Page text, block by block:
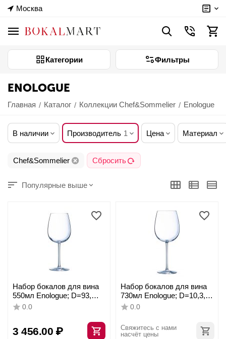
Москва
Категории Фильтры
ENOLOGUE
Главная / Каталог / Коллекции Chef&Sommelier / Enologue
В наличии Производитель 1 Цена Материал
Chef&Sommelier Сбросить
Популярные выше
Набор бокалов для вина
550мл Enologue; D=93,
H=228мм; 6 штук,
0.0
3 456.00 ₽
Набор бокалов для вина
730мл Enologue; D=10,3,
H=25,5см; 6 штук,
0.0
Свяжитесь с нами
насчёт цены